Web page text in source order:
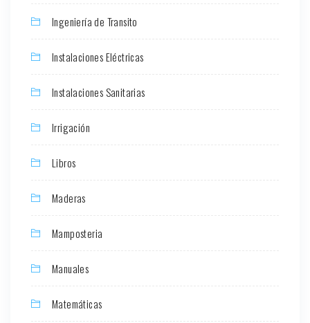
Ingeniería de Transito
Instalaciones Eléctricas
Instalaciones Sanitarias
Irrigación
Libros
Maderas
Mamposteria
Manuales
Matemáticas